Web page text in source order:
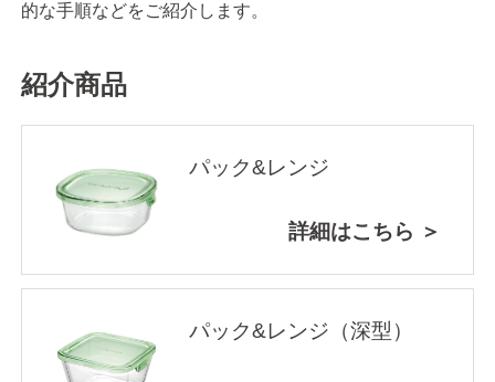
的な手順などをご紹介します。
紹介商品
パック&レンジ
詳細はこちら ＞
パック&レンジ（深型）